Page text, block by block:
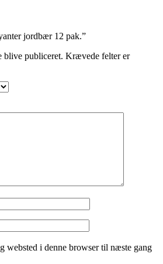
jordbær 12 pak.”
blive publiceret. Krævede felter er
websted i denne browser til næste gang